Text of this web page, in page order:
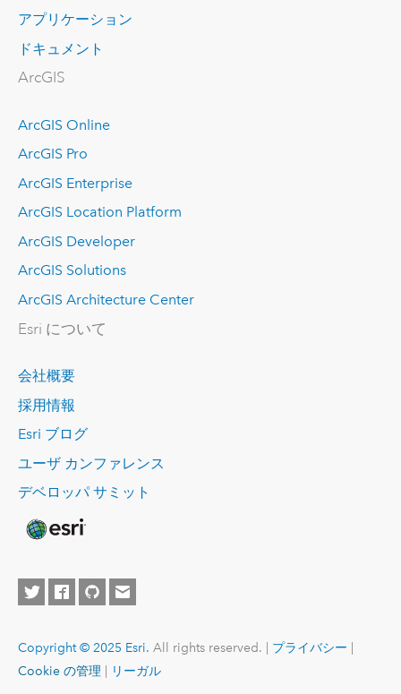
アプリケーション
ドキュメント
ArcGIS
ArcGIS Online
ArcGIS Pro
ArcGIS Enterprise
ArcGIS Location Platform
ArcGIS Developer
ArcGIS Solutions
ArcGIS Architecture Center
Esri について
会社概要
採用情報
Esri ブログ
ユーザ カンファレンス
デベロッパ サミット
Copyright © 2025 Esri. All rights reserved. | プライバシー
Cookie の管理
リーガル